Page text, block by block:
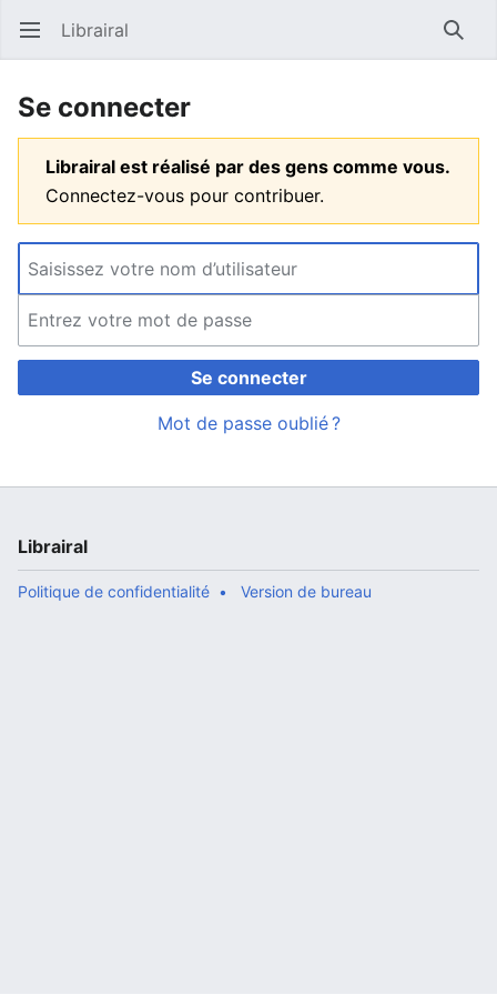
Ouvrir le menu principal Librairal
Se connecter
Librairal est réalisé par des gens comme vous.
Connectez-vous pour contribuer.
Se connecter
Mot de passe oublié ?
Librairal
Politique de confidentialité Version de bureau